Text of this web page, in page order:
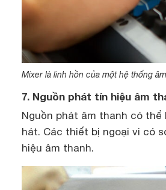
Mixer là linh hồn của một hệ thống
7. Nguồn phát tín hiệu âm
Nguồn phát âm thanh có thể
hát. Các thiết bị ngoại vi có
hiệu âm thanh.